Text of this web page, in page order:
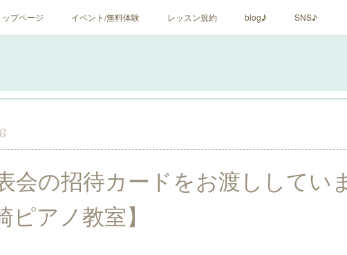
ップページ イベント/無料体験 レッスン規約 blog♪ SNS♪
会の招待カードをお渡ししてい
アノ教室】